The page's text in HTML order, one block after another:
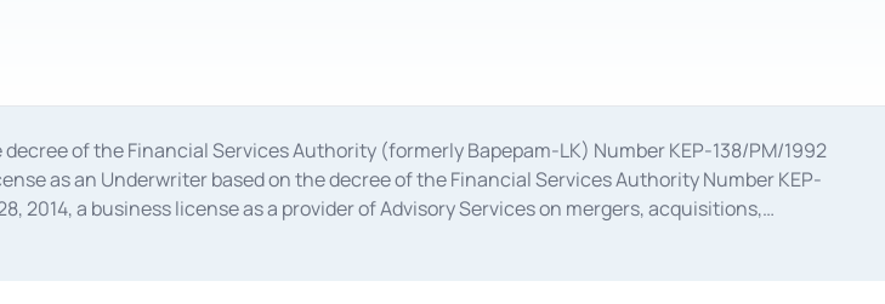
of the Financial Services Authority (formerly Bapepam-LK) Number KEP-138/PM/1992
as an Underwriter based on the decree of the Financial Services Authority Number KEP-
2014, a business license as a provider of Advisory Services on mergers, acquisitions,
Number S-67/PM.21/2014 dated February 28, 2014, a business license as a provider of